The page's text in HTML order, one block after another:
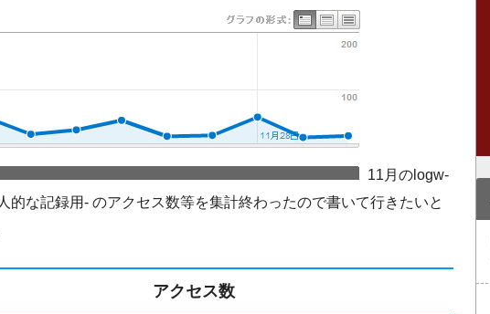
11月のlogw-
的な記録用- のアクセス数等を集計終わったので書いて行きたいと
アクセス数